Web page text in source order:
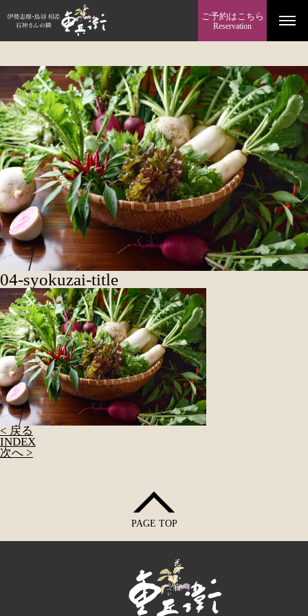
ご予約はこちら
Reservation
04-syokuzai-title
< 戻る
INDEX
次へ >
PAGE TOP